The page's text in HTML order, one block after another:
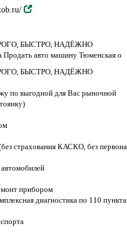
БЫСТРО, НАДЁЖНО
авто машину Тюменская о
БЫСТРО, НАДЁЖНО
по выгодной для Вас рыночной
страхования КАСКО, без
прибором
диагностика по 110